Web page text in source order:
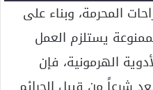
المحرمة، وبناء على
يستلزم العمل
الهرمونية، فإن